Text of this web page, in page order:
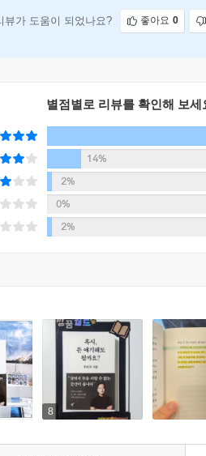
특히 계속되는 실패로 자신감을
뷰가 도움이 되었나요? 좋아요 0
별점별로 리뷰를 확인해 보세
14%
2%
0%
2%
8